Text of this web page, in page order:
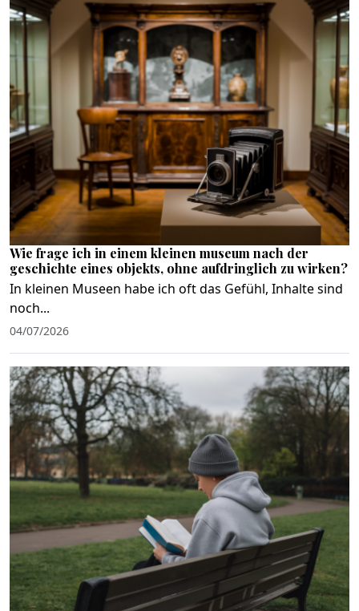
Wie frage ich in einem kleinen museum nach der
geschichte eines objekts, ohne aufdringlich zu wirken?
In kleinen Museen habe ich oft das Gefühl, Inhalte sind
noch...
04/07/2026